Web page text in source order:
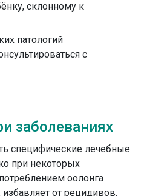
склонному к
патологий
с
заболеваниях
специфические лечебные
при некоторых
оолонга
от рецидивов.